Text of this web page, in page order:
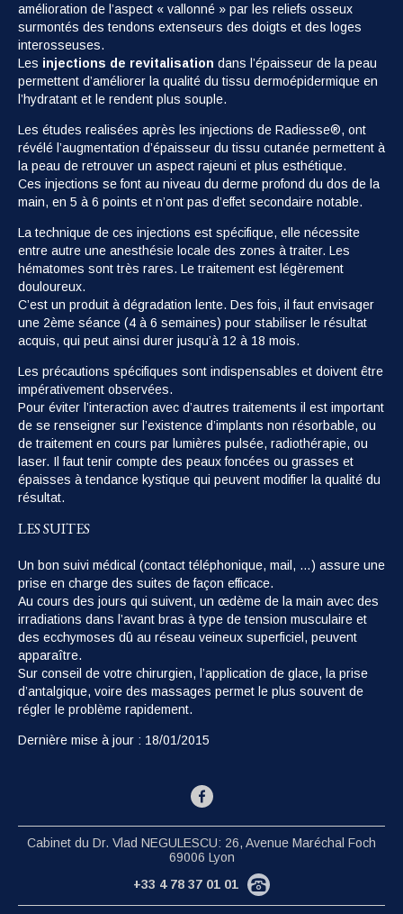
amélioration de l’aspect « vallonné » par les reliefs osseux
surmontés des tendons extenseurs des doigts et des loges
interosseuses.
Les injections de revitalisation dans l’épaisseur de la peau
permettent d’améliorer la qualité du tissu dermoépidermique en
l’hydratant et le rendent plus souple.
Les études realisées après les injections de Radiesse®, ont
révélé l’augmentation d’épaisseur du tissu cutanée permettent à
la peau de retrouver un aspect rajeuni et plus esthétique.
Ces injections se font au niveau du derme profond du dos de la
main, en 5 à 6 points et n’ont pas d’effet secondaire notable.
La technique de ces injections est spécifique, elle nécessite
entre autre une anesthésie locale des zones à traiter. Les
hématomes sont très rares. Le traitement est légèrement
douloureux.
C’est un produit à dégradation lente. Des fois, il faut envisager
une 2ème séance (4 à 6 semaines) pour stabiliser le résultat
acquis, qui peut ainsi durer jusqu’à 12 à 18 mois.
Les précautions spécifiques sont indispensables et doivent être
impérativement observées.
Pour éviter l’interaction avec d’autres traitements il est important
de se renseigner sur l’existence d’implants non résorbable, ou
de traitement en cours par lumières pulsée, radiothérapie, ou
laser. Il faut tenir compte des peaux foncées ou grasses et
épaisses à tendance kystique qui peuvent modifier la qualité du
résultat.
LES SUITES
Un bon suivi médical (contact téléphonique, mail, …) assure une
prise en charge des suites de façon efficace.
Au cours des jours qui suivent, un œdème de la main avec des
irradiations dans l’avant bras à type de tension musculaire et
des ecchymoses dû au réseau veineux superficiel, peuvent
apparaître.
Sur conseil de votre chirurgien, l’application de glace, la prise
d’antalgique, voire des massages permet le plus souvent de
régler le problème rapidement.
Dernière mise à jour : 18/01/2015
Cabinet du Dr. Vlad NEGULESCU: 26, Avenue Maréchal Foch
69006 Lyon
+33 4 78 37 01 01